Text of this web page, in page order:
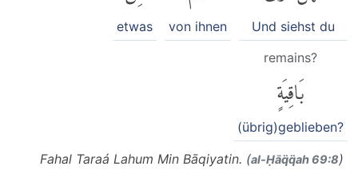
Und siehst du
von ihnen
etwas
remains?
بَاقِيَةٍ
(übrig)geblieben?
Fahal Taraá Lahum Min Bāqiyatin. (al-Ḥāq̈q̈ah 69:8)